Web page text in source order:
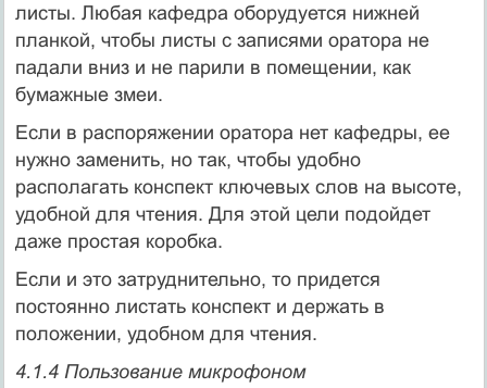
листы. Любая кафедра оборудуется нижней
план­кой, чтобы листы с записями оратора не
падали вниз и не парили в помещении, как
бумажные змеи.
Если в распоряжении оратора нет кафедры, ее
нужно заменить, но так, чтобы удобно
располагать конспект ключевых слов на высоте,
удобной для чтения. Для этой цели подойдет
даже простая коробка.
Если и это затруднительно, то придется
постоянно листать конспект и держать в
положении, удобном для чтения.
4.1.4 Пользование микрофоном